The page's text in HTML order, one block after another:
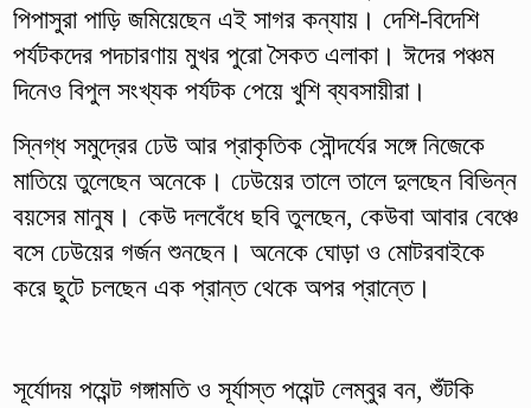
পিপাসুরা পাড়ি জমিয়েছেন এই সাগর কন্যায়। দেশি-বিদেশি
পর্যটকদের পদচারণায় মুখর পুরো সৈকত এলাকা। ঈদের পঞ্চম
দিনেও বিপুল সংখ্যক পর্যটক পেয়ে খুশি ব্যবসায়ীরা।
স্নিগ্ধ সমুদ্রের ঢেউ আর প্রাকৃতিক সৌন্দর্যের সঙ্গে নিজেকে
মাতিয়ে তুলেছেন অনেকে। ঢেউয়ের তালে তালে দুলছেন বিভিন্ন
বয়সের মানুষ। কেউ দলবেঁধে ছবি তুলছেন, কেউবা আবার বেঞ্চে
বসে ঢেউয়ের গর্জন শুনছেন। অনেকে ঘোড়া ও মোটরবাইকে
করে ছুটে চলছেন এক প্রান্ত থেকে অপর প্রান্তে।
সূর্যোদয় পয়েন্ট গঙ্গামতি ও সূর্যাস্ত পয়েন্ট লেম্বুর বন, শুঁটকি